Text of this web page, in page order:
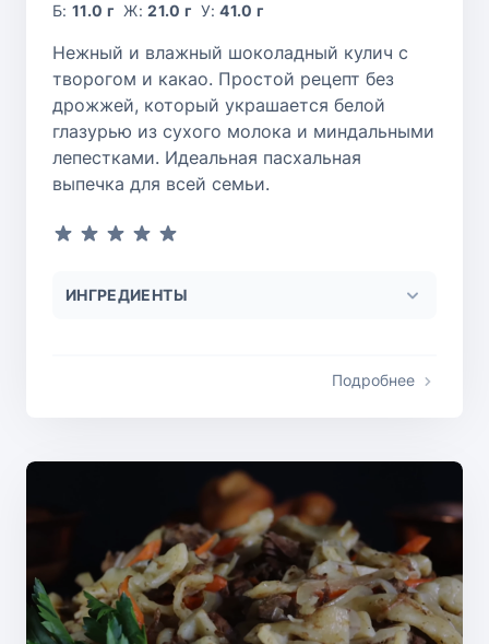
Б:11.0 г Ж:21.0 г У:41.0 г
Нежный и влажный шоколадный кулич с
творогом и какао. Простой рецепт без
дрожжей, который украшается белой
глазурью из сухого молока и миндальными
лепестками. Идеальная пасхальная
выпечка для всей семьи.
ИНГРЕДИЕНТЫ
Подробнее